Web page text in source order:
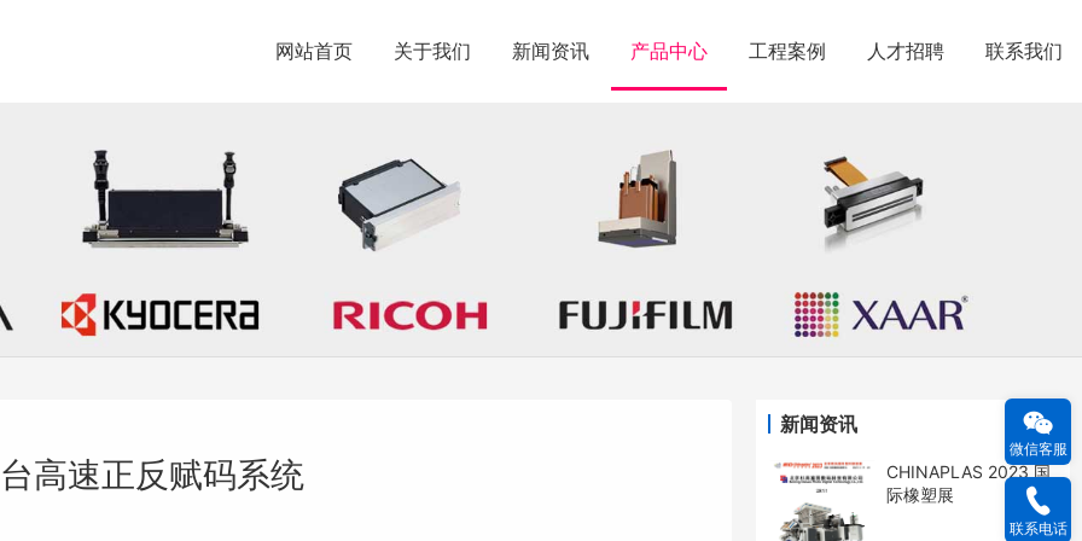
网站首页 关于我们 新闻资讯 产品中心 工程案例 人才招聘 联系我们
新闻资讯
CHINAPLAS 2023 国
际橡塑展
高速正反赋码系统
微信客服
联系电话